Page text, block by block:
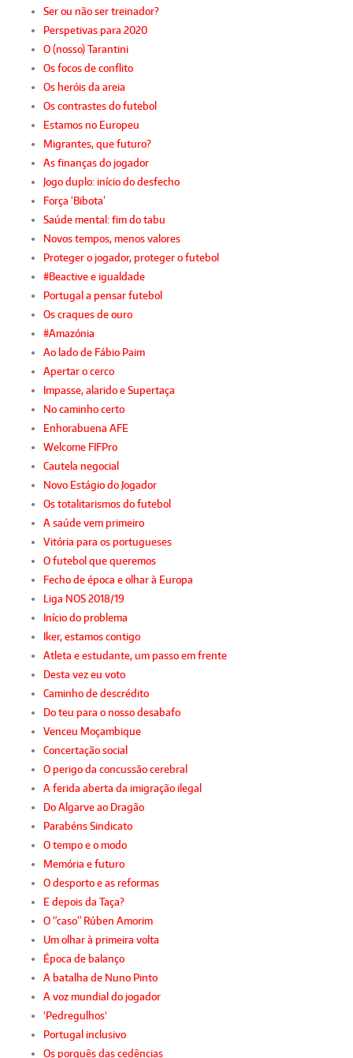
Ser ou não ser treinador?
Perspetivas para 2020
O (nosso) Tarantini
Os focos de conflito
Os heróis da areia
Os contrastes do futebol
Estamos no Europeu
Migrantes, que futuro?
As finanças do jogador
Jogo duplo: início do desfecho
Força ‘Bibota’
Saúde mental: fim do tabu
Novos tempos, menos valores
Proteger o jogador, proteger o futebol
#Beactive e igualdade
Portugal a pensar futebol
Os craques de ouro
#Amazónia
Ao lado de Fábio Paim
Apertar o cerco
Impasse, alarido e Supertaça
No caminho certo
Enhorabuena AFE
Welcome FIFPro
Cautela negocial
Novo Estágio do Jogador
Os totalitarismos do futebol
A saúde vem primeiro
Vitória para os portugueses
O futebol que queremos
Fecho de época e olhar à Europa
Liga NOS 2018/19
Início do problema
Iker, estamos contigo
Atleta e estudante, um passo em frente
Desta vez eu voto
Caminho de descrédito
Do teu para o nosso desabafo
Venceu Moçambique
Concertação social
O perigo da concussão cerebral
A ferida aberta da imigração ilegal
Do Algarve ao Dragão
Parabéns Sindicato
O tempo e o modo
Memória e futuro
O desporto e as reformas
E depois da Taça?
O “caso” Rúben Amorim
Um olhar à primeira volta
Época de balanço
A batalha de Nuno Pinto
A voz mundial do jogador
'Pedregulhos'
Portugal inclusivo
Os porquês das cedências